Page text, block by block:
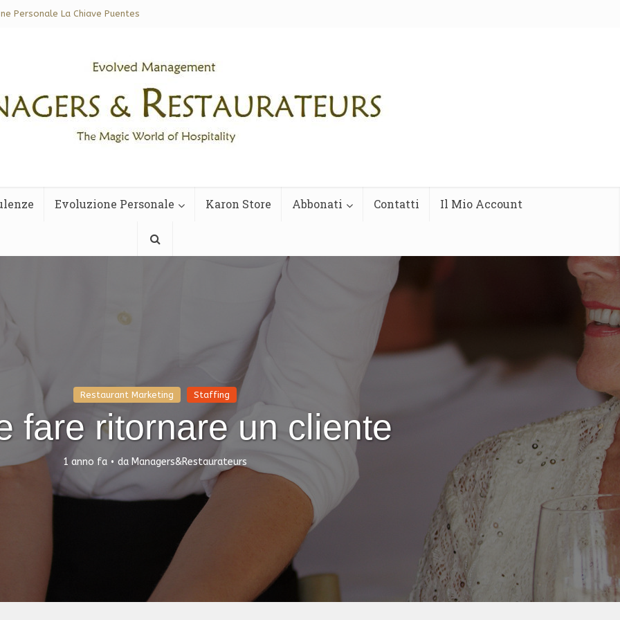
Personale La Chiave Puentes
Evoluzione Personale Karon Store Abbonati Contatti Il Mio Account
Restaurant Marketing Staffing
fare ritornare un cliente
1 anno fa da Managers&Restaurateurs